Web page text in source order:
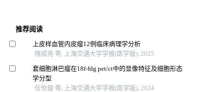
推荐阅读
上皮样血管内皮瘤12例临床病理学分析
隋成亮 等, 上海交通大学学报(医学版), 2025
套细胞淋巴瘤在18f-fdg pet/ct中的显像特征及细胞形态
学分型
任怡璇 等, 上海交通大学学报(医学版), 2024